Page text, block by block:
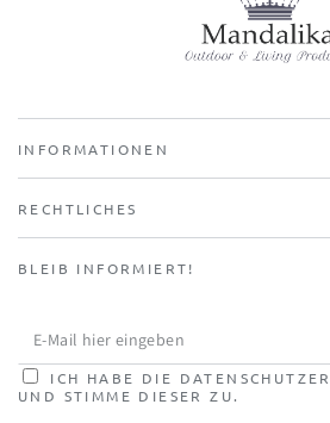
INFORMATIONEN
RECHTLICHES
BLEIB INFORMIERT!
E-
Mail
hier
ICH HABE DIE
UND STIMME DIESER ZU.